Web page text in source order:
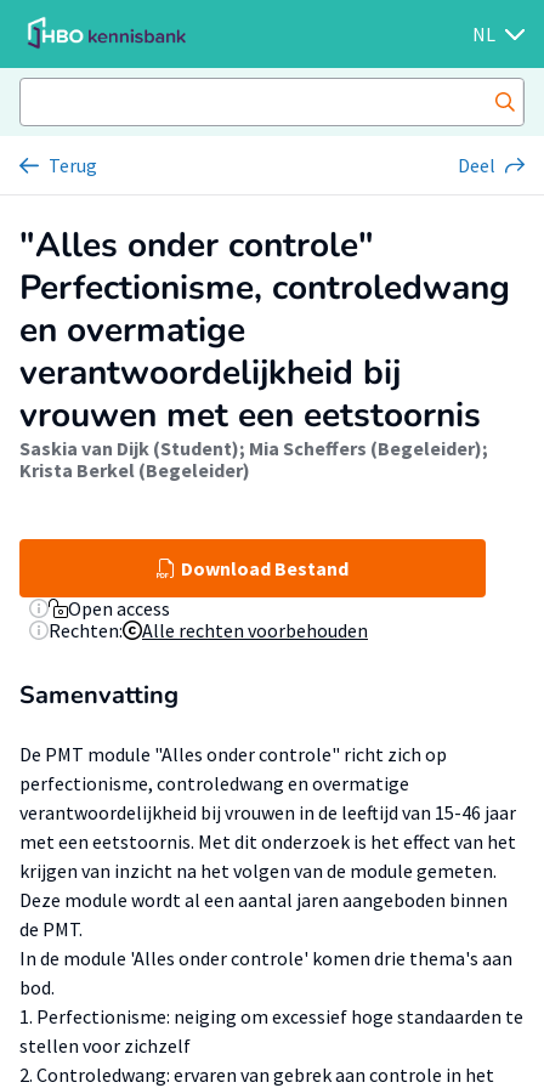
NL
Terug Deel
"Alles onder controle"
Perfectionisme, controledwang
en overmatige
verantwoordelijkheid bij
vrouwen met een eetstoornis
Saskia van Dijk (Student); Mia Scheffers (Begeleider);
Krista Berkel (Begeleider)
Download Bestand
Open access
Rechten:
Alle rechten voorbehouden
Samenvatting
De PMT module "Alles onder controle" richt zich op
perfectionisme, controledwang en overmatige
verantwoordelijkheid bij vrouwen in de leeftijd van 15-46 jaar
met een eetstoornis. Met dit onderzoek is het effect van het
krijgen van inzicht na het volgen van de module gemeten.
Deze module wordt al een aantal jaren aangeboden binnen
de PMT.
In de module 'Alles onder controle' komen drie thema's aan
bod.
1. Perfectionisme: neiging om excessief hoge standaarden te
stellen voor zichzelf
2. Controledwang: ervaren van gebrek aan controle in het